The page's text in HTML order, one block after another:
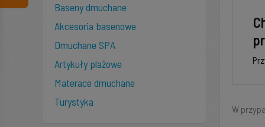
W
Baseny dmuchane
Akcesoria basenowe
Dmuchane SPA
Artykuły plażowe
Materace dmuchane
Turystyka